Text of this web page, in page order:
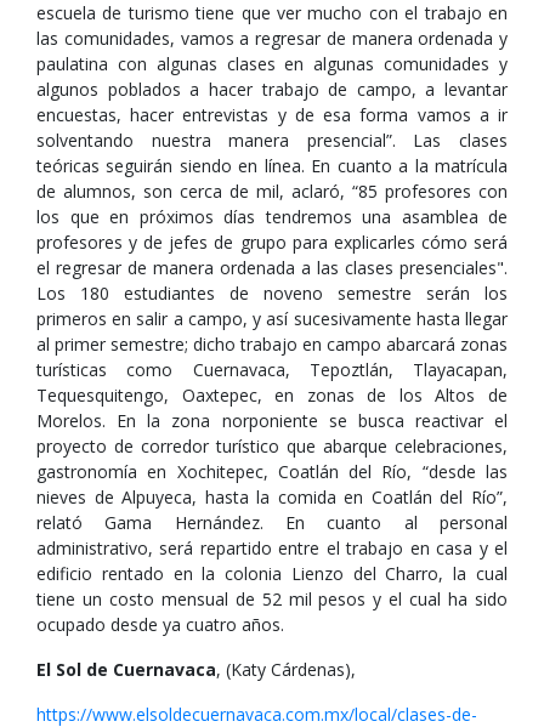
escuela de turismo tiene que ver mucho con el trabajo en
las comunidades, vamos a regresar de manera ordenada y
paulatina con algunas clases en algunas comunidades y
algunos poblados a hacer trabajo de campo, a levantar
encuestas, hacer entrevistas y de esa forma vamos a ir
solventando nuestra manera presencial”. Las clases
teóricas seguirán siendo en línea. En cuanto a la matrícula
de alumnos, son cerca de mil, aclaró, “85 profesores con
los que en próximos días tendremos una asamblea de
profesores y de jefes de grupo para explicarles cómo será
el regresar de manera ordenada a las clases presenciales".
Los 180 estudiantes de noveno semestre serán los
primeros en salir a campo, y así sucesivamente hasta llegar
al primer semestre; dicho trabajo en campo abarcará zonas
turísticas como Cuernavaca, Tepoztlán, Tlayacapan,
Tequesquitengo, Oaxtepec, en zonas de los Altos de
Morelos. En la zona norponiente se busca reactivar el
proyecto de corredor turístico que abarque celebraciones,
gastronomía en Xochitepec, Coatlán del Río, “desde las
nieves de Alpuyeca, hasta la comida en Coatlán del Río”,
relató Gama Hernández. En cuanto al personal
administrativo, será repartido entre el trabajo en casa y el
edificio rentado en la colonia Lienzo del Charro, la cual
tiene un costo mensual de 52 mil pesos y el cual ha sido
ocupado desde ya cuatro años.
El Sol de Cuernavaca, (Katy Cárdenas),
https://www.elsoldecuernavaca.com.mx/local/clases-de-